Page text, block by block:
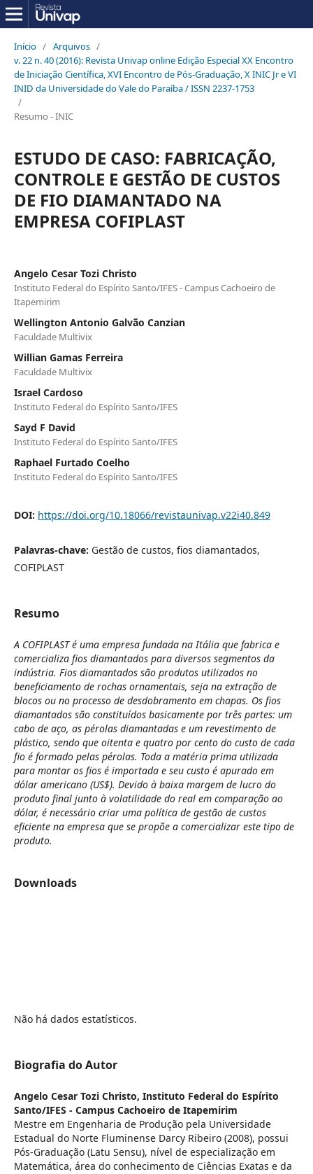
Início / Arquivos /
v. 22 n. 40 (2016): Revista Univap online Edição Especial XX Encontro
de Iniciação Científica, XVI Encontro de Pós-Graduação, X INIC Jr e VI
INID da Universidade do Vale do Paraíba / ISSN 2237-1753
/
Resumo - INIC
ESTUDO DE CASO: FABRICAÇÃO,
CONTROLE E GESTÃO DE CUSTOS
DE FIO DIAMANTADO NA
EMPRESA COFIPLAST
Angelo Cesar Tozi Christo
Instituto Federal do Espírito Santo/IFES - Campus Cachoeiro de
Itapemirim
Wellington Antonio Galvão Canzian
Faculdade Multivix
Willian Gamas Ferreira
Faculdade Multivix
Israel Cardoso
Instituto Federal do Espírito Santo/IFES
Sayd F David
Instituto Federal do Espírito Santo/IFES
Raphael Furtado Coelho
Instituto Federal do Espírito Santo/IFES
DOI: https://doi.org/10.18066/revistaunivap.v22i40.849
Palavras-chave: Gestão de custos, fios diamantados,
COFIPLAST
Resumo
A COFIPLAST é uma empresa fundada na Itália que fabrica e
comercializa fios diamantados para diversos segmentos da
indústria. Fios diamantados são produtos utilizados no
beneficiamento de rochas ornamentais, seja na extração de
blocos ou no processo de desdobramento em chapas. Os fios
diamantados são constituídos basicamente por três partes: um
cabo de aço, as pérolas diamantadas e um revestimento de
plástico, sendo que oitenta e quatro por cento do custo de cada
fio é formado pelas pérolas. Toda a matéria prima utilizada
para montar os fios é importada e seu custo é apurado em
dólar americano (US$). Devido à baixa margem de lucro do
produto final junto à volatilidade do real em comparação ao
dólar, é necessário criar uma política de gestão de custos
eficiente na empresa que se propõe a comercializar este tipo de
produto.
Downloads
Não há dados estatísticos.
Biografia do Autor
Angelo Cesar Tozi Christo, Instituto Federal do Espírito
Santo/IFES - Campus Cachoeiro de Itapemirim
Mestre em Engenharia de Produção pela Universidade
Estadual do Norte Fluminense Darcy Ribeiro (2008), possui
Pós-Graduação (Latu Sensu), nível de especialização em
Matemática, área do conhecimento de Ciências Exatas e da